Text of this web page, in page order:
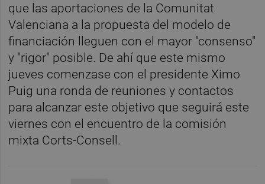
que las aportaciones de la Comunitat
Valenciana a la propuesta del modelo de
financiación lleguen con el mayor "consenso"
y "rigor" posible. De ahí que este mismo
jueves comenzase con el presidente Ximo
Puig una ronda de reuniones y contactos
para alcanzar este objetivo que seguirá este
viernes con el encuentro de la comisión
mixta Corts-Consell.